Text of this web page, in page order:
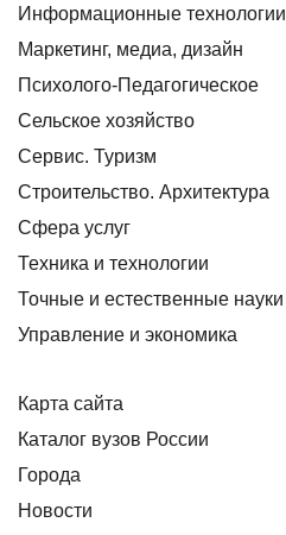
Информационные технологии
Маркетинг, медиа, дизайн
Психолого-Педагогическое
Сельское хозяйство
Сервис. Туризм
Строительство. Архитектура
Сфера услуг
Техника и технологии
Точные и естественные науки
Управление и экономика
Карта сайта
Каталог вузов России
Города
Новости